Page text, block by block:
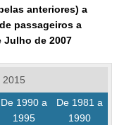
anteriores) a
passageiros a
Julho de 2007
2015
De 1990 a
1995
De 1981 a
1990